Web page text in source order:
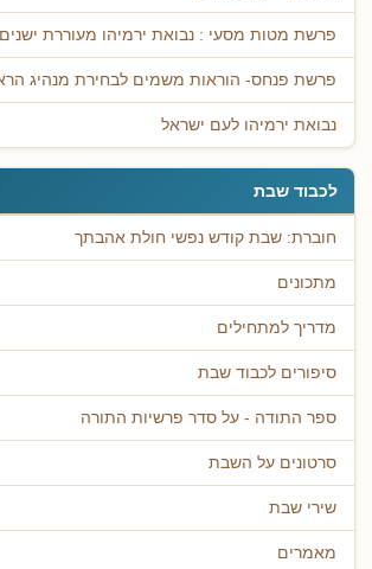
פרשת מטות מסעי : נבואת ירמיהו מעוררת
פרשת פנחס- הוראות משמים לבחירת מנהיג
נבואת ירמיהו לעם ישראל
לכבוד שבת
חוברת: שבת קודש נפשי חולת אהבתך
מתכונים
מדריך למתחילים
סיפורים לכבוד שבת
ספר התודה - על סדר פרשיות התורה
סרטונים על השבת
שירי שבת
מאמרים